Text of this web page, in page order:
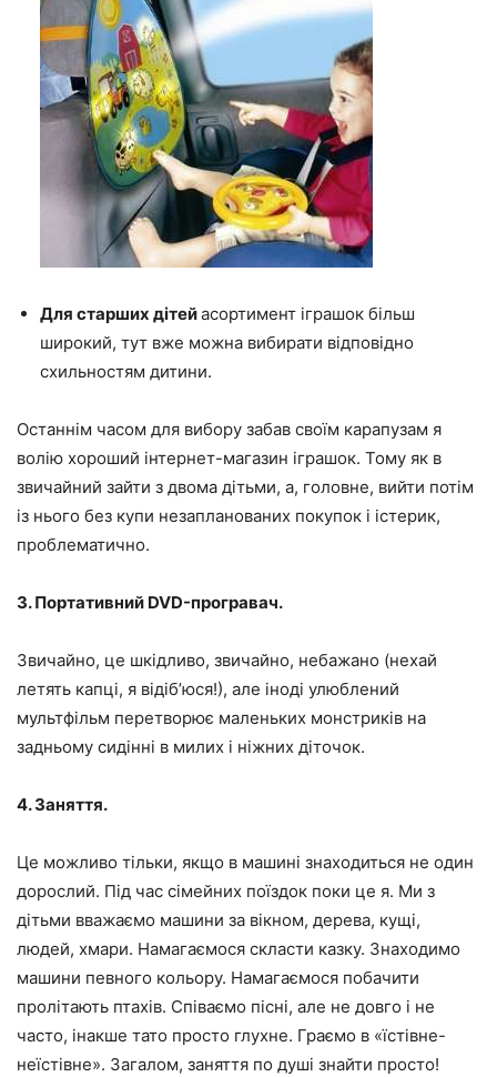
Для старших дітейасортимент іграшок більш
широкий, тут вже можна вибирати відповідно
схильностям дитини.
Останнім часом для вибору забав своїм карапузам я
волію хороший інтернет-магазин іграшок. Тому як в
звичайний зайти з двома дітьми, а, головне, вийти потім
із нього без купи незапланованих покупок і істерик,
проблематично.
3. Портативний DVD-програвач.
Звичайно, це шкідливо, звичайно, небажано (нехай
летять капці, я відіб’юся!), але іноді улюблений
мультфільм перетворює маленьких монстриків на
задньому сидінні в милих і ніжних діточок.
4. Заняття.
Це можливо тільки, якщо в машині знаходиться не один
дорослий. Під час сімейних поїздок поки це я. Ми з
дітьми вважаємо машини за вікном, дерева, кущі,
людей, хмари. Намагаємося скласти казку. Знаходимо
машини певного кольору. Намагаємося побачити
пролітають птахів. Співаємо пісні, але не довго і не
часто, інакше тато просто глухне. Граємо в «їстівне-
неїстівне». Загалом, заняття по душі знайти просто!